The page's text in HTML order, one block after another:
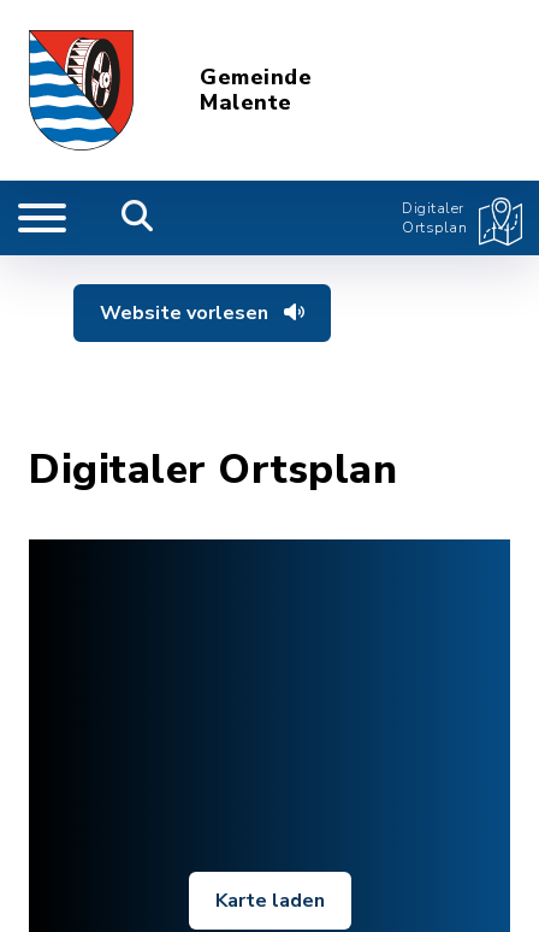
Gemeinde
Malente
Digitaler
Ortsplan
Website vorlesen
Digitaler Ortsplan
Karte laden